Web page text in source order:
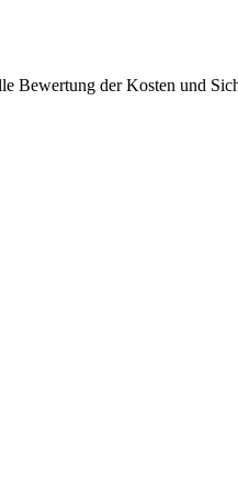
Bewertung der Kosten und